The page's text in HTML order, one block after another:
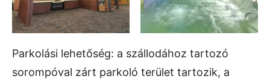
Parkolási lehetőség: a szállodához tartozó
sorompóval zárt parkoló terület tartozik, a